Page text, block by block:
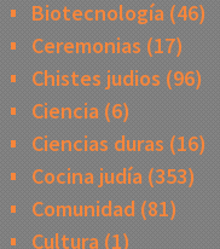
Biotecnología(46)
Ceremonias (17)
Chistes judios (96)
Ciencia(6)
Ciencias duras (16)
Cocina judía(353)
Comunidad(81)
Cultura(1)